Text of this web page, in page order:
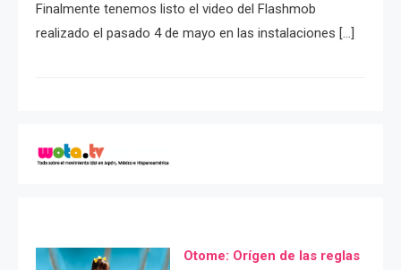
Finalmente tenemos listo el video del Flashmob
realizado el pasado 4 de mayo en las instalaciones […]
Otome: Orígen de las reglas